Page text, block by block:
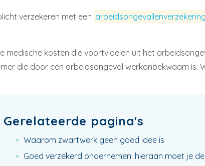
verzekeren met een arbeidsongevallenverzekering
medische kosten die voortvloeien uit het
die door een arbeidsongeval werkonbekwaam is.
Gerelateerde pagina's
Waarom zwartwerk geen goed idee is
Goed verzekerd ondernemen: hieraan moet je